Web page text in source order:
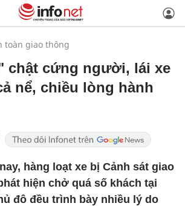
toàn giao thông
chật cứng người, lái xe
nể, chiều lòng hành
hàng loạt xe bị Cảnh sát giao
hiện chở quá số khách tại
đô đều trình bày nhiều lý do